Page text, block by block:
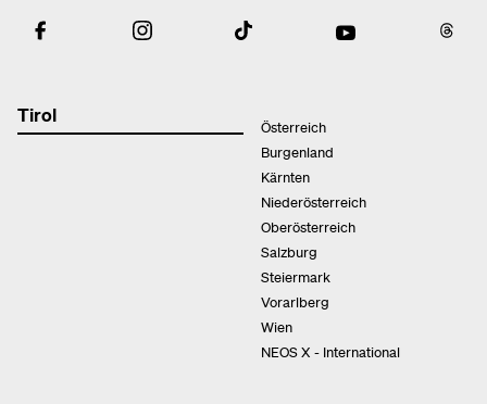
Tirol
Österreich
Burgenland
Kärnten
Niederösterreich
Oberösterreich
Salzburg
Steiermark
Vorarlberg
Wien
NEOS X - International